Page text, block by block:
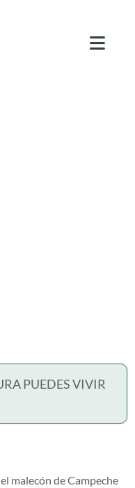
PUEDES VIVIR
malecón de Campeche